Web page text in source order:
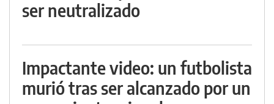
ser neutralizado
Impactante video: un futbolista
murió tras ser alcanzado por un